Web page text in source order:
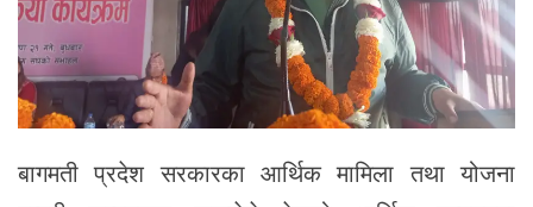
बागमती प्रदेश सरकारका आर्थिक मामिला तथा योजना